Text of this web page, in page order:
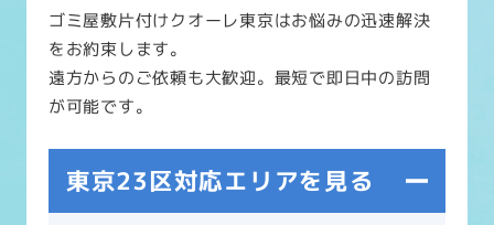
ゴミ屋敷片付けクオーレ東京はお悩みの迅速解決
をお約束します。
遠方からのご依頼も大歓迎。最短で即日中の訪問
が可能です。
東京23区対応エリアを見る